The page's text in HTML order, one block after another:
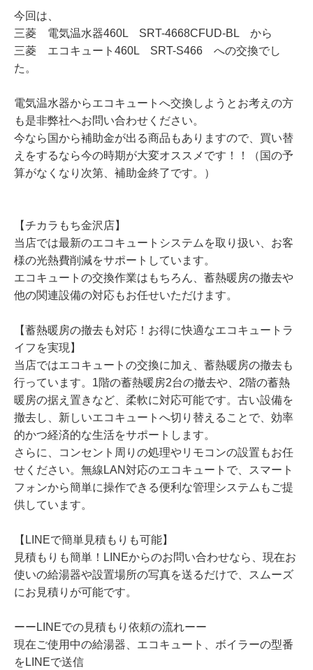
今回は、
三菱 電気温水器460L SRT-4668CFUD-BL から
三菱 エコキュート460L SRT-S466 への交換でし
た。
電気温水器からエコキュートへ交換しようとお考えの方
も是非弊社へお問い合わせください。
今なら国から補助金が出る商品もありますので、買い替
えをするなら今の時期が大変オススメです！！（国の予
算がなくなり次第、補助金終了です。）
【チカラもち金沢店】
当店では最新のエコキュートシステムを取り扱い、お客
様の光熱費削減をサポートしています。
エコキュートの交換作業はもちろん、蓄熱暖房の撤去や
他の関連設備の対応もお任せいただけます。
【蓄熱暖房の撤去も対応！お得に快適なエコキュートラ
イフを実現】
当店ではエコキュートの交換に加え、蓄熱暖房の撤去も
行っています。1階の蓄熱暖房2台の撤去や、2階の蓄熱
暖房の据え置きなど、柔軟に対応可能です。古い設備を
撤去し、新しいエコキュートへ切り替えることで、効率
的かつ経済的な生活をサポートします。
さらに、コンセント周りの処理やリモコンの設置もお任
せください。無線LAN対応のエコキュートで、スマート
フォンから簡単に操作できる便利な管理システムもご提
供しています。
【LINEで簡単見積もりも可能】
見積もりも簡単！LINEからのお問い合わせなら、現在お
使いの給湯器や設置場所の写真を送るだけで、スムーズ
にお見積りが可能です。
ーーLINEでの見積もり依頼の流れーー
現在ご使用中の給湯器、エコキュート、ボイラーの型番
をLINEで送信